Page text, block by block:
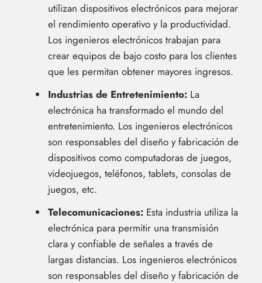
utilizan dispositivos electrónicos para mejorar
el rendimiento operativo y la productividad.
Los ingenieros electrónicos trabajan para
crear equipos de bajo costo para los clientes
que les permitan obtener mayores ingresos.
Industrias de Entretenimiento: La
electrónica ha transformado el mundo del
entretenimiento. Los ingenieros electrónicos
son responsables del diseño y fabricación de
dispositivos como computadoras de juegos,
videojuegos, teléfonos, tablets, consolas de
juegos, etc.
Telecomunicaciones: Esta industria utiliza la
electrónica para permitir una transmisión
clara y confiable de señales a través de
largas distancias. Los ingenieros electrónicos
son responsables del diseño y fabricación de